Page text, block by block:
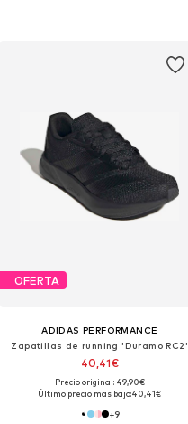
OFERTA
ADIDAS PERFORMANCE
Zapatillas de running 'Duramo RC2'
40,41€
Precio original: 49,90€
Último precio más bajo:40,41€
+9